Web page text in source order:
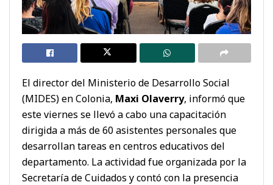
El director del Ministerio de Desarrollo Social
(MIDES) en Colonia, Maxi Olaverry, informó que
este viernes se llevó a cabo una capacitación
dirigida a más de 60 asistentes personales que
desarrollan tareas en centros educativos del
departamento. La actividad fue organizada por la
Secretaría de Cuidados y contó con la presencia